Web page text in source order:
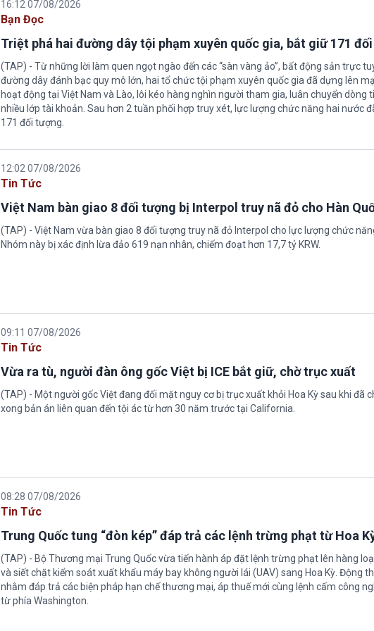
16:12 07/08/2026
Bạn Đọc
Triệt phá hai đường dây tội phạm xuyên quốc gia, bắt giữ 171
(TAP) - Từ những lời làm quen ngọt ngào đến các “sàn vàng ảo”, bất động sản trực
đường dây đánh bạc quy mô lớn, hai tổ chức tội phạm xuyên quốc gia đã dựng lên
hoạt động tại Việt Nam và Lào, lôi kéo hàng nghìn người tham gia, luân chuyển dòng
nhiều lớp tài khoản. Sau hơn 2 tuần phối hợp truy xét, lực lượng chức năng hai nước
171 đối tượng.
12:02 07/08/2026
Tin Tức
Việt Nam bàn giao 8 đối tượng bị Interpol truy nã đỏ cho Hàn
(TAP) - Việt Nam vừa bàn giao 8 đối tượng truy nã đỏ Interpol cho lực lượng chức
Nhóm này bị xác định lừa đảo 619 nạn nhân, chiếm đoạt hơn 17,7 tỷ KRW.
09:11 07/08/2026
Tin Tức
Vừa ra tù, người đàn ông gốc Việt bị ICE bắt giữ, chờ trục xuất
(TAP) - Một người gốc Việt đang đối mặt nguy cơ bị trục xuất khỏi Hoa Kỳ sau khi đã
xong bản án liên quan đến tội ác từ hơn 30 năm trước tại California.
08:28 07/08/2026
Tin Tức
Trung Quốc tung “đòn kép” đáp trả các lệnh trừng phạt từ Hoa
(TAP) - Bộ Thương mại Trung Quốc vừa tiến hành áp đặt lệnh trừng phạt lên hàng
và siết chặt kiểm soát xuất khẩu máy bay không người lái (UAV) sang Hoa Kỳ. Động
nhằm đáp trả các biện pháp hạn chế thương mại, áp thuế mới cùng lệnh cấm công
từ phía Washington.